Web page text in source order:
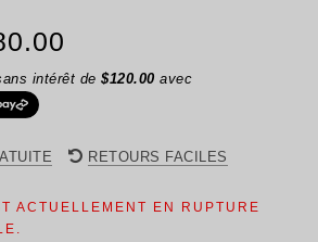
:
prix
est :
intérêt de $120.00 avec
RETOURS FACILES
ACTUELLEMENT EN RUPTURE